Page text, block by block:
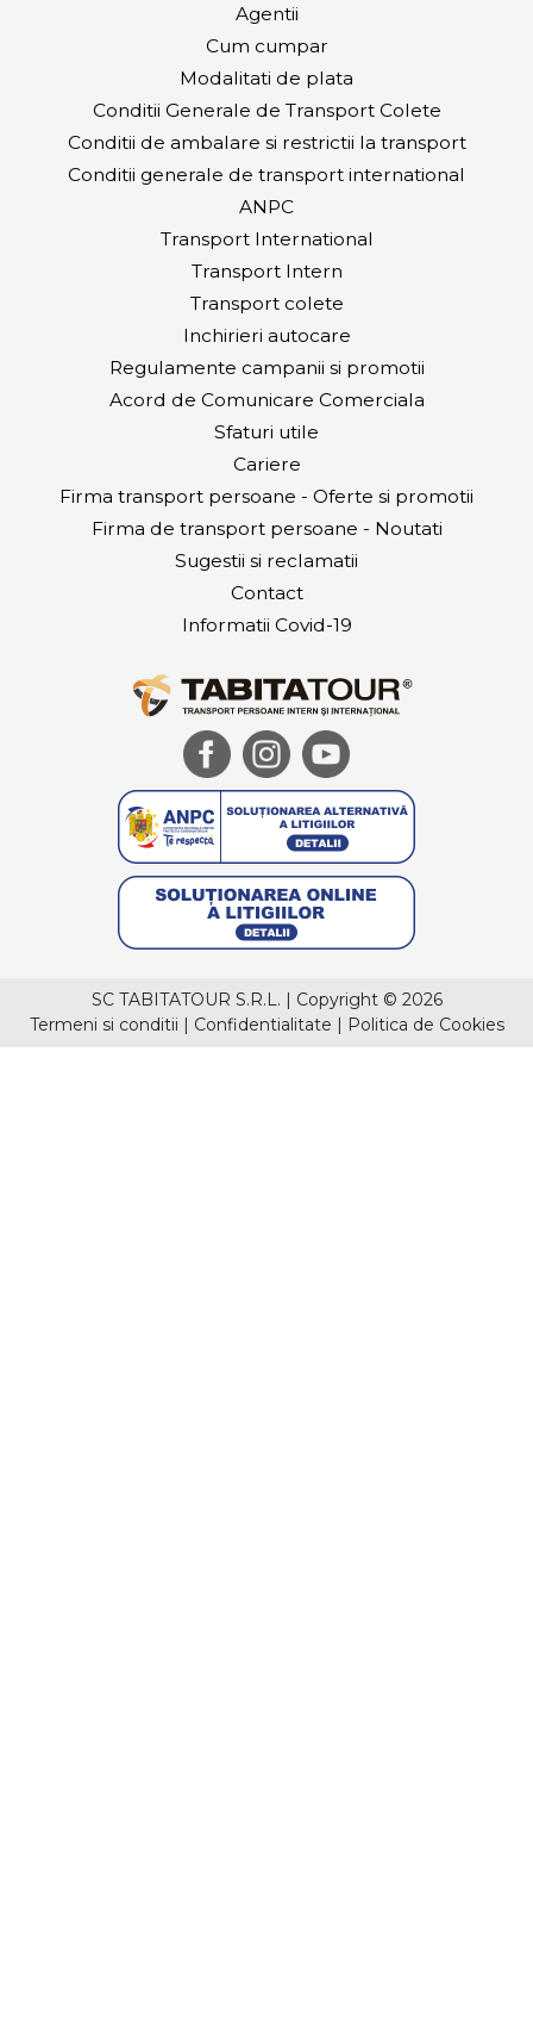
Agentii
Cum cumpar
Modalitati de plata
Conditii Generale de Transport Colete
Conditii de ambalare si restrictii la transport
Conditii generale de transport international
ANPC
Transport International
Transport Intern
Transport colete
Inchirieri autocare
Regulamente campanii si promotii
Acord de Comunicare Comerciala
Sfaturi utile
Cariere
Firma transport persoane - Oferte si promotii
Firma de transport persoane - Noutati
Sugestii si reclamatii
Contact
Informatii Covid-19
SC TABITATOUR S.R.L. | Copyright © 2026
Termeni si conditii | Confidentialitate | Politica de Cookies